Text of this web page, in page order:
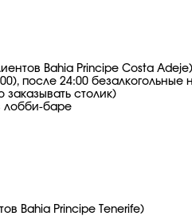
Bahia Principe Costa Adeje)
после 24:00 безалкогольные
столик)
лобби-баре
Bahia Principe Tenerife)